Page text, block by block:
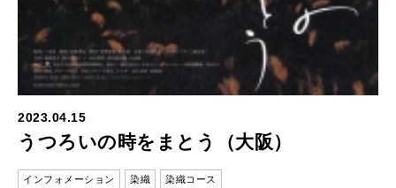
2023.04.15
うつろいの時をまとう（大阪）
インフォメーション 染織 染織コース